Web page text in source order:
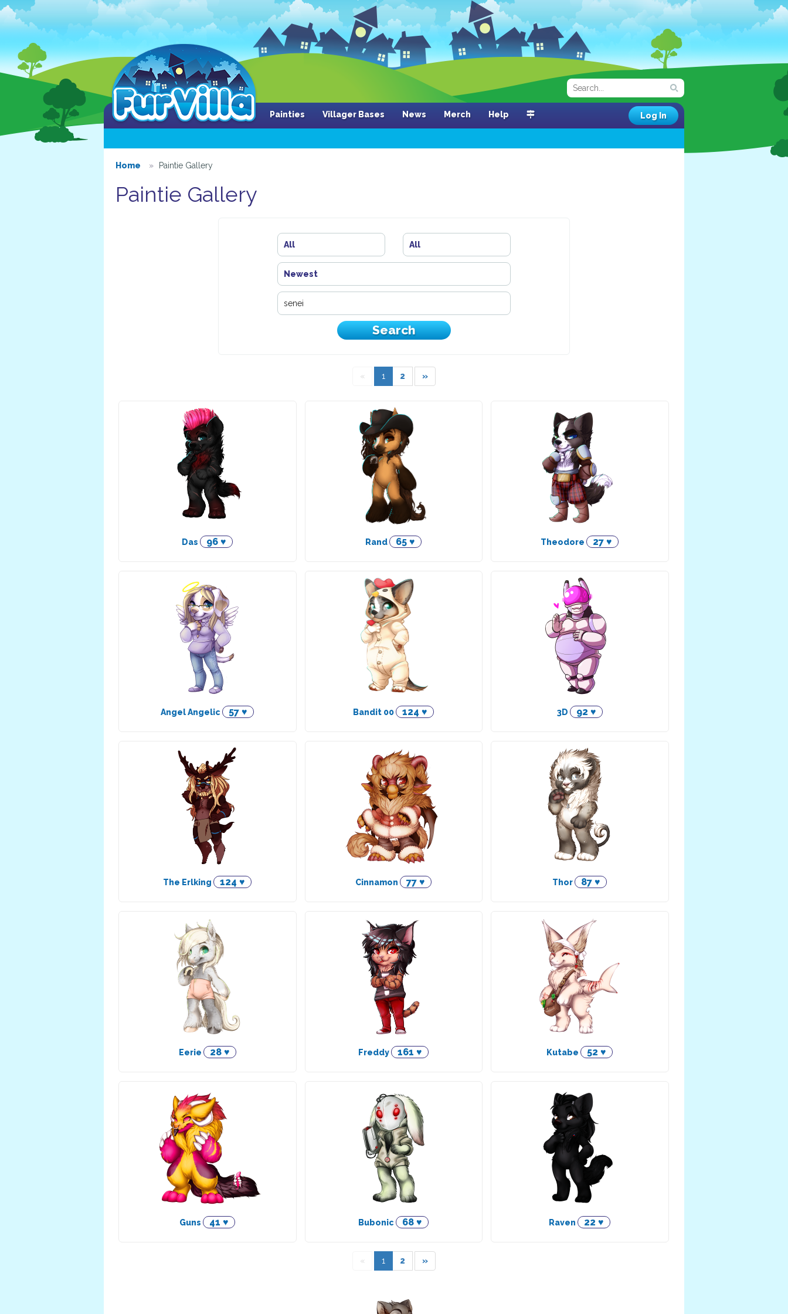
Painties Villager Bases News Merch Help Log In
Home Paintie Gallery
Paintie Gallery
All All
Newest
« 1 2 »
Das 96 ♥ Rand 65 ♥ Theodore 27 ♥
Angel Angelic 57 ♥ Bandit 00 124 ♥ 3D 92 ♥
The Erlking 124 ♥ Cinnamon 77 ♥ Thor 87 ♥
Eerie 28 ♥ Freddy 161 ♥ Kutabe 52 ♥
Guns 41 ♥ Bubonic 68 ♥ Raven 22 ♥
« 1 2 »